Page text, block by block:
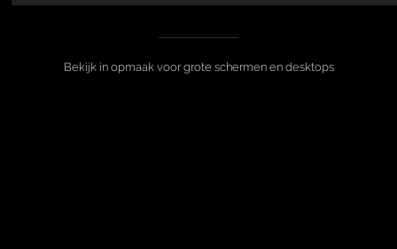
Bekijk in opmaak voor grote schermen en desktops